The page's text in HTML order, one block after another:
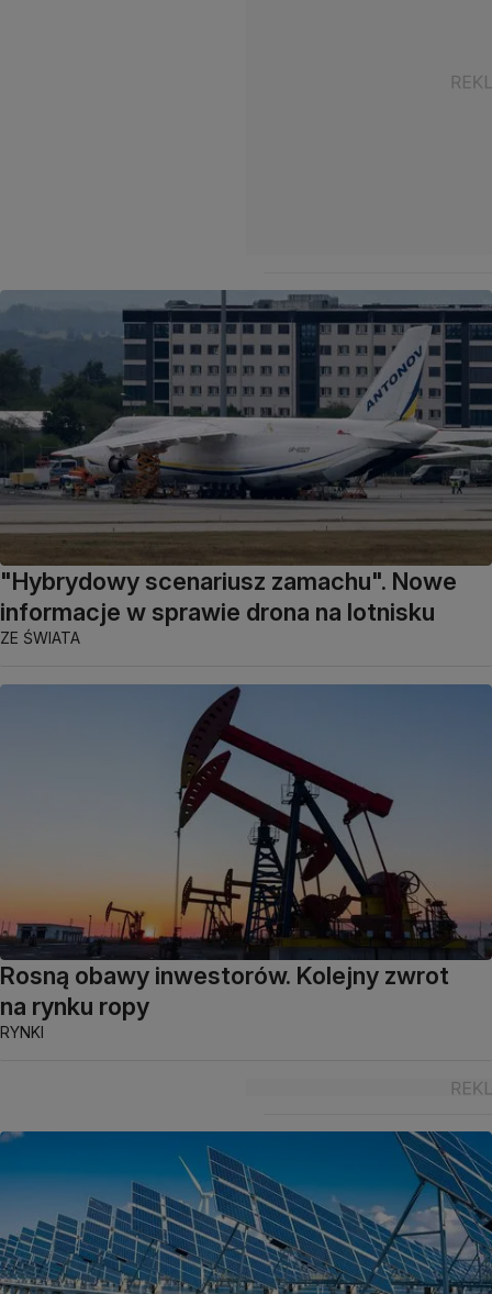
"Hybrydowy scenariusz zamachu". Nowe
informacje w sprawie drona na lotnisku
ZE ŚWIATA
Rosną obawy inwestorów. Kolejny zwrot
na rynku ropy
RYNKI